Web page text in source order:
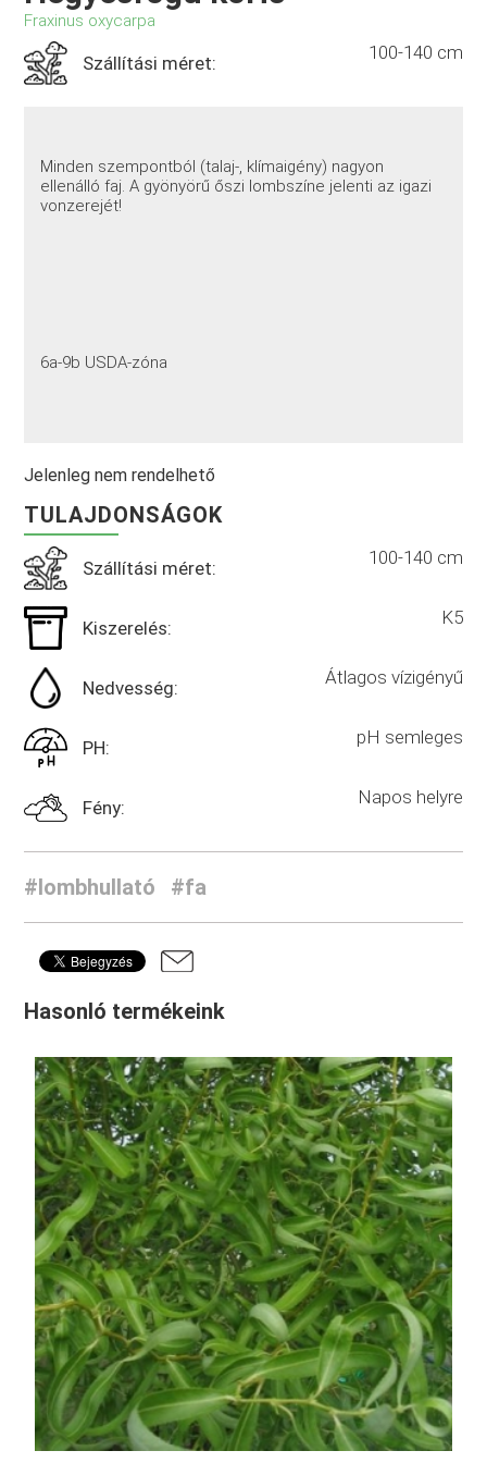
Fraxinus oxycarpa
Szállítási méret: 100-140 cm
Minden szempontból (talaj-, klímaigény) nagyon
ellenálló faj. A gyönyörű őszi lombszíne jelenti az igazi
vonzerejét!
6a-9b USDA-zóna
Jelenleg nem rendelhető
TULAJDONSÁGOK
Szállítási méret: 100-140 cm
Kiszerelés: K5
Nedvesség: Átlagos vízigényű
PH: pH semleges
Fény: Napos helyre
#lombhullató #fa
Hasonló termékeink